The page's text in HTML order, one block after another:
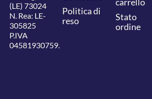
(LE) 73024
N. Rea: LE-
305825
P.IVA
04581930759.
Politica di
reso
Stato
ordine